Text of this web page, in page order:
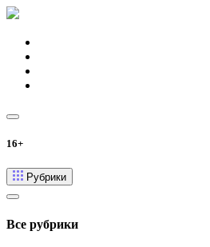
16+
Рубрики
Все рубрики